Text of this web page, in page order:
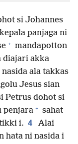
si Johannes
panjaga ni
+ mandapotton
diajari akka
ala takkas
Jesus sian
Petrus dohot si
penjara + sahat
i. 4
Alai
hata ni nasida i